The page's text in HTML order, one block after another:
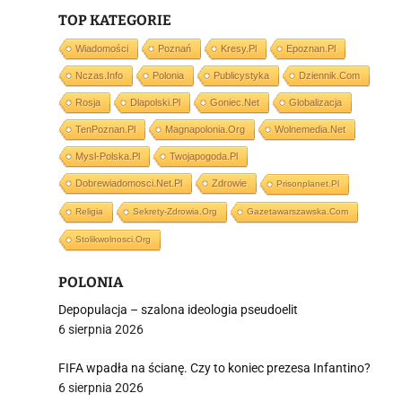
TOP KATEGORIE
Wiadomości Poznań Kresy.pl Epoznan.pl
Nczas.info Polonia Publicystyka Dziennik.com
Rosja Dlapolski.pl Goniec.net Globalizacja
TenPoznan.pl Magnapolonia.org Wolnemedia.net
Mysl-Polska.pl Twojapogoda.pl
Dobrewiadomosci.net.pl Zdrowie Prisonplanet.pl
Religia Sekrety-Zdrowia.org Gazetawarszawska.com
Stolikwolnosci.org
POLONIA
Depopulacja – szalona ideologia pseudoelit
6 sierpnia 2026
FIFA wpadła na ścianę. Czy to koniec prezesa Infantino?
6 sierpnia 2026